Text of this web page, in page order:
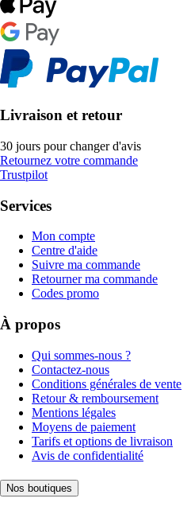
Livraison et retour
30 jours pour changer d'avis
Retournez votre commande
Trustpilot
Services
Mon compte
Centre d'aide
Suivre ma commande
Retourner ma commande
Codes promo
À propos
Qui sommes-nous ?
Contactez-nous
Conditions générales de vente
Retour & remboursement
Mentions légales
Moyens de paiement
Tarifs et options de livraison
Avis de confidentialité
Nos boutiques